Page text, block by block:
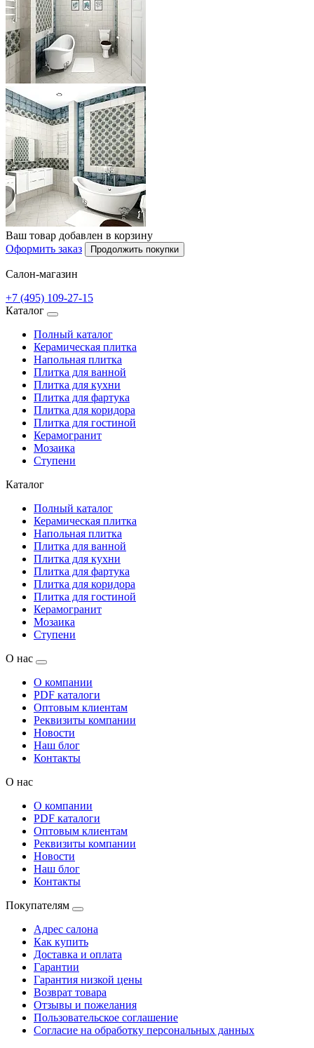
Ваш товар добавлен в корзину
Оформить заказ
Продолжить покупки
Салон-магазин
+7 (495) 109-27-15
Каталог
Полный каталог
Керамическая плитка
Напольная плитка
Плитка для ванной
Плитка для кухни
Плитка для фартука
Плитка для коридора
Плитка для гостиной
Керамогранит
Мозаика
Ступени
Каталог
Полный каталог
Керамическая плитка
Напольная плитка
Плитка для ванной
Плитка для кухни
Плитка для фартука
Плитка для коридора
Плитка для гостиной
Керамогранит
Мозаика
Ступени
О нас
О компании
PDF каталоги
Оптовым клиентам
Реквизиты компании
Новости
Наш блог
Контакты
О нас
О компании
PDF каталоги
Оптовым клиентам
Реквизиты компании
Новости
Наш блог
Контакты
Покупателям
Адрес салона
Как купить
Доставка и оплата
Гарантии
Гарантия низкой цены
Возврат товара
Отзывы и пожелания
Пользовательское соглашение
Согласие на обработку персональных данных